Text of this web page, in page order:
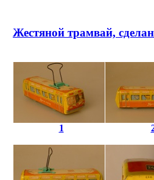
Жестяной трамвай,
1